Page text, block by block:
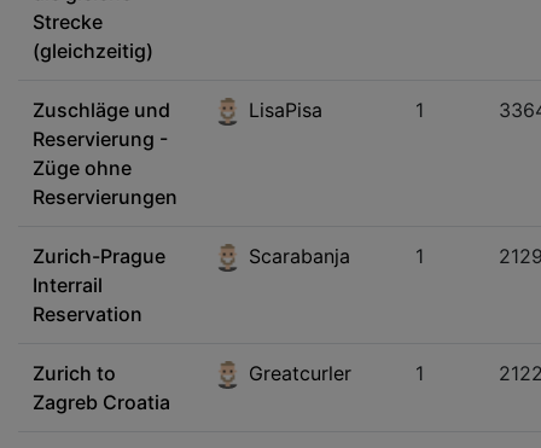
Strecke
(gleichzeitig)
Zuschläge und
Reservierung -
Züge ohne
Reservierungen
LisaPisa 1
Zurich-Prague
Interrail
Reservation
Scarabanja 1
Zurich to
Zagreb Croatia
Greatcurler 1